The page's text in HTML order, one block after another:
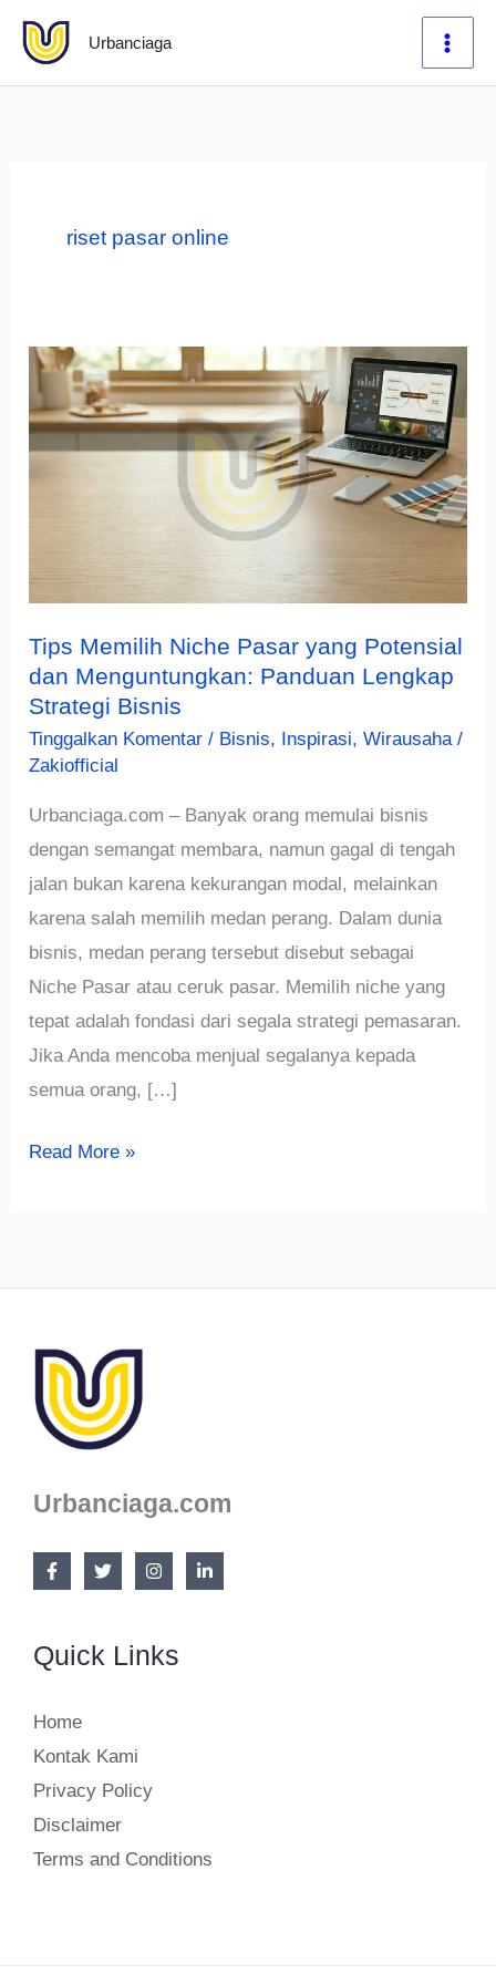
Lewati
konten
Urbanciaga
riset pasar online
Tips Memilih Niche Pasar yang Potensial
dan Menguntungkan: Panduan Lengkap
Strategi Bisnis
Tinggalkan Komentar / Bisnis, Inspirasi,Wirausaha /
Zakiofficial
Urbanciaga.com – Banyak orang memulai bisnis
dengan semangat membara, namun gagal di tengah
jalan bukan karena kekurangan modal, melainkan
karena salah memilih medan perang. Dalam dunia
bisnis, medan perang tersebut disebut sebagai
Niche Pasar atau ceruk pasar. Memilih niche yang
tepat adalah fondasi dari segala strategi pemasaran.
Jika Anda mencoba menjual segalanya kepada
semua orang, […]
Tips
yang
dan
Panduan
Strategi
Read More »
Urbanciaga.com
Quick Links
Home
Kontak Kami
Privacy Policy
Disclaimer
Terms and Conditions